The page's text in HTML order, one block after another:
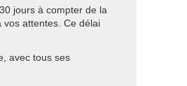
jours à compter de la
attentes. Ce délai
avec tous ses